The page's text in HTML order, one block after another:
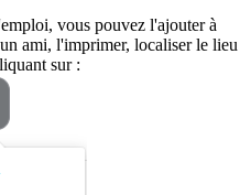
vous pouvez l'ajouter à
ami, l'imprimer, localiser le lieu
sur :